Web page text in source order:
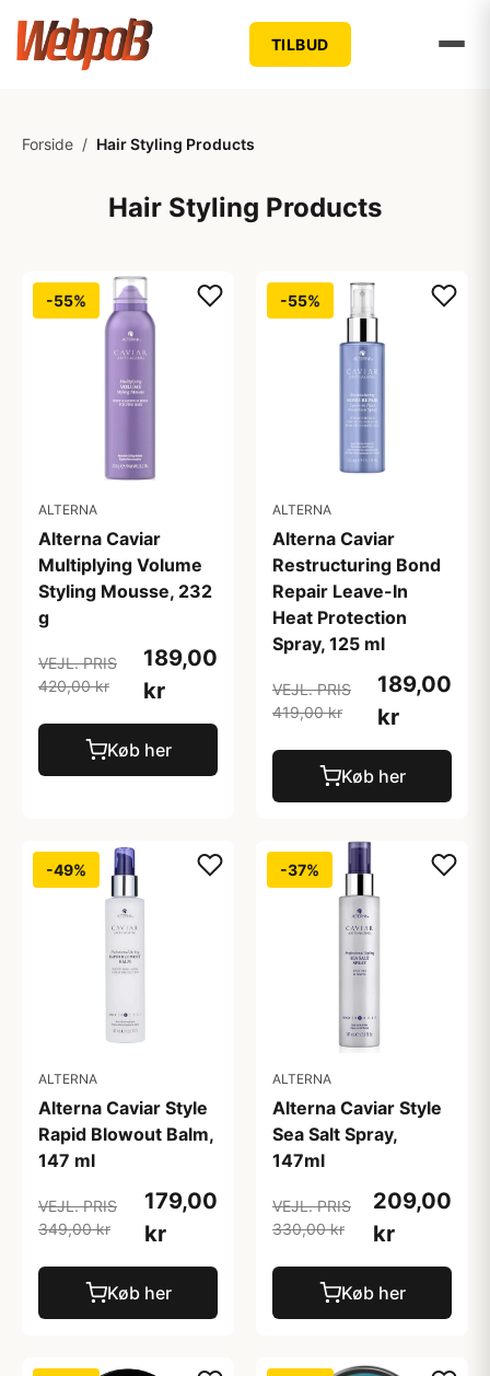
TILBUD
Forside / Hair Styling Products
Hair Styling Products
-55%
ALTERNA
Alterna Caviar
Multiplying Volume
Styling Mousse, 232
g
VEJL. PRIS
420,00 kr
189,00
kr
Køb her
-55%
ALTERNA
Alterna Caviar
Restructuring Bond
Repair Leave-In
Heat Protection
Spray, 125 ml
VEJL. PRIS
419,00 kr
189,00
kr
Køb her
-49%
ALTERNA
Alterna Caviar Style
Rapid Blowout Balm,
147 ml
VEJL. PRIS
349,00 kr
179,00
kr
Køb her
-37%
ALTERNA
Alterna Caviar Style
Sea Salt Spray,
147ml
VEJL. PRIS
330,00 kr
209,00
kr
Køb her